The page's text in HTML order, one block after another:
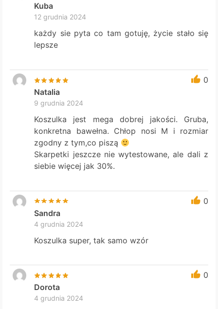
Kuba
12 grudnia 2024
każdy sie pyta co tam gotuję, życie stało się
lepsze
0
Natalia
9 grudnia 2024
Koszulka jest mega dobrej jakości. Gruba,
konkretna bawełna. Chłop nosi M i rozmiar
zgodny z tym,co piszą
Skarpetki jeszcze nie wytestowane, ale dali z
siebie więcej jak 30%.
0
Sandra
4 grudnia 2024
Koszulka super, tak samo wzór
0
Dorota
4 grudnia 2024